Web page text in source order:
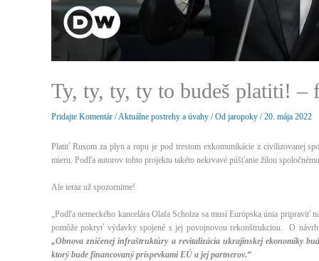
Ty, ty, ty, ty to budeš platiti! –
Pridajte Komentár /Aktuálne postrehy a úvahy / Od jaropoky /20. mája 2022
Platiť Rusom za plyn a ropu je pod trestom exkomunikácie z civilizovanej
mieru. Podľa autorov tohto projektu takéto nekrvavé púšťanie žilou
Ale teraz už spozornime!
„Podľa nemeckého kancelára Olafa Scholza sa musí Európska únia
pomôže pokryť výdavky spojené s jej povojnovou rekonštrukciou. O
„Obnova zničenej infraštruktúry a revitalizácia ukrajinskej ekonomiky
ktorý bude financovaný príspevkami EÚ a jej partnerov.“